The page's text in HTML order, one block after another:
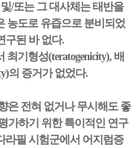
/또는 그 대사체는 태반을
농도로 유즙으로 분비되었
구된 바 없다.
최기형성(teratogenicity), 배
의 증거가 없었다.
은 전혀 없거나 무시해도 좋
가하기 위한 특이적인 연구
라필 시험군에서 어지럼증